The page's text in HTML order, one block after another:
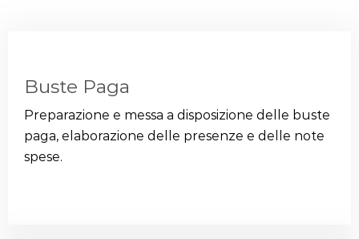
Buste Paga
Preparazione e messa a disposizione delle buste
paga, elaborazione delle presenze e delle note
spese.